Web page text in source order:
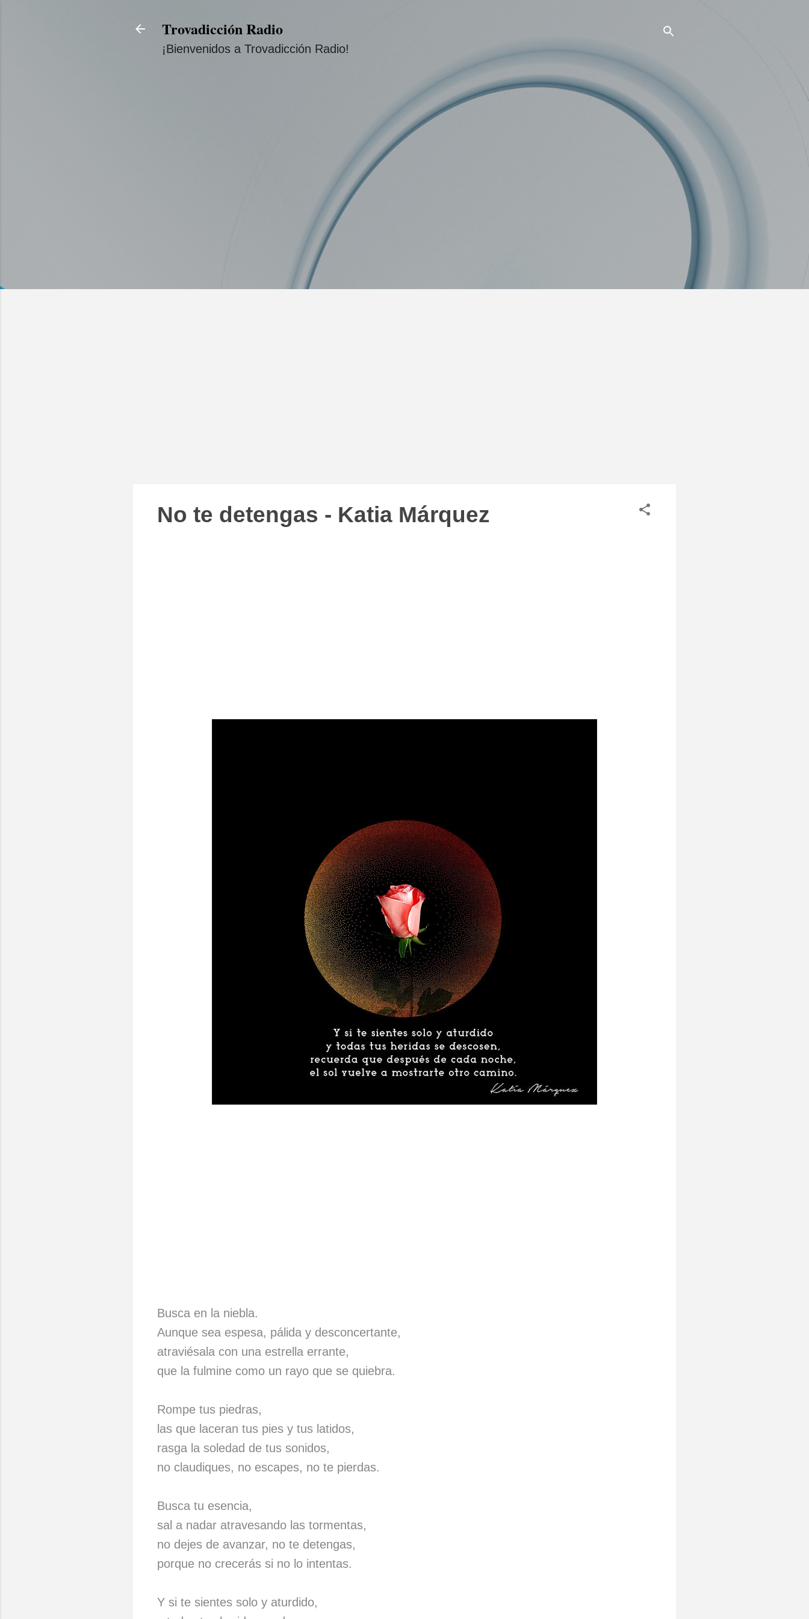
Trovadicción Radio
¡Bienvenidos a Trovadicción Radio!
No te detengas - Katia Márquez
Busca en la niebla.
Aunque sea espesa, pálida y desconcertante,
atraviésala con una estrella errante,
que la fulmine como un rayo que se quiebra.
Rompe tus piedras,
las que laceran tus pies y tus latidos,
rasga la soledad de tus sonidos,
no claudiques, no escapes, no te pierdas.
Busca tu esencia,
sal a nadar atravesando las tormentas,
no dejes de avanzar, no te detengas,
porque no crecerás si no lo intentas.
Y si te sientes solo y aturdido,